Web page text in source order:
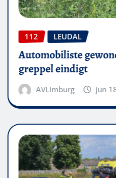
112 LEUDAL
Automobiliste
greppel eindigt
AVLimburg jun